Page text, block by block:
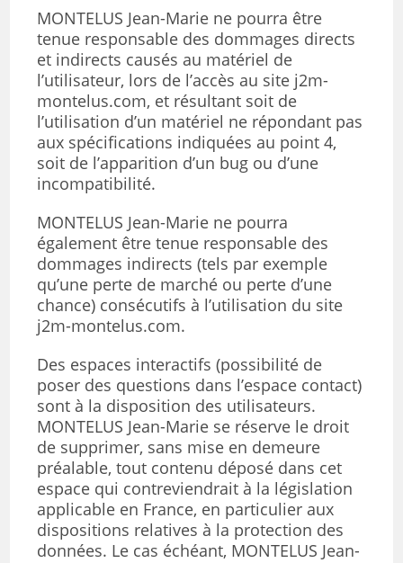
MONTELUS Jean-Marie ne pourra être
tenue responsable des dommages directs
et indirects causés au matériel de
l’utilisateur, lors de l’accès au site j2m-
montelus.com, et résultant soit de
l’utilisation d’un matériel ne répondant pas
aux spécifications indiquées au point 4,
soit de l’apparition d’un bug ou d’une
incompatibilité.
MONTELUS Jean-Marie ne pourra
également être tenue responsable des
dommages indirects (tels par exemple
qu’une perte de marché ou perte d’une
chance) consécutifs à l’utilisation du site
j2m-montelus.com.
Des espaces interactifs (possibilité de
poser des questions dans l’espace contact)
sont à la disposition des utilisateurs.
MONTELUS Jean-Marie se réserve le droit
de supprimer, sans mise en demeure
préalable, tout contenu déposé dans cet
espace qui contreviendrait à la législation
applicable en France, en particulier aux
dispositions relatives à la protection des
données. Le cas échéant, MONTELUS Jean-